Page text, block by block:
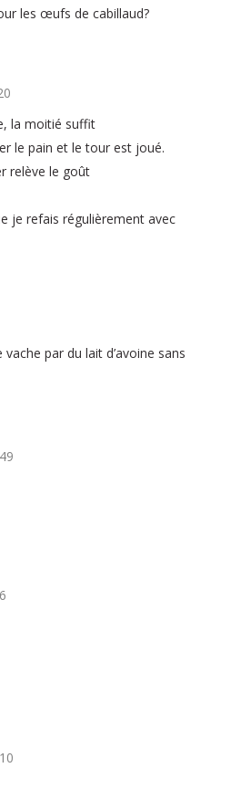
les œufs de cabillaud?
la moitié suffit
le pain et le tour est joué.
relève le goût
je refais régulièrement avec
par du lait d’avoine sans